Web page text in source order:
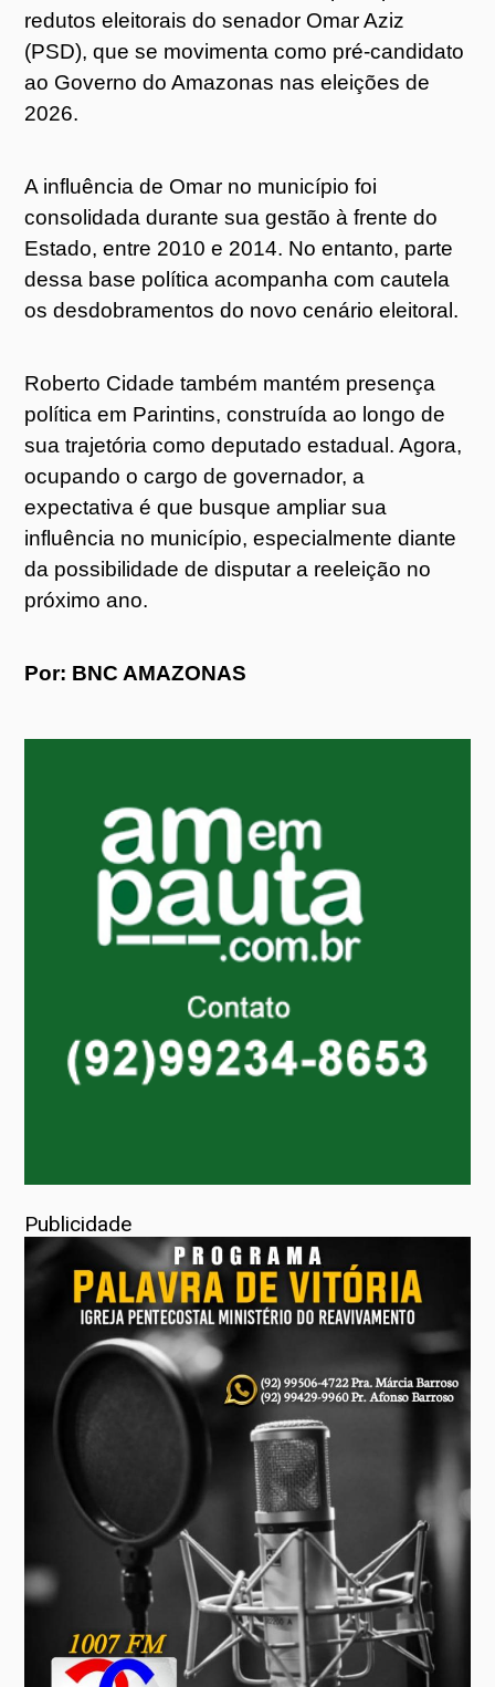
redutos eleitorais do senador Omar Aziz
(PSD), que se movimenta como pré-candidato
ao Governo do Amazonas nas eleições de
2026.
A influência de Omar no município foi
consolidada durante sua gestão à frente do
Estado, entre 2010 e 2014. No entanto, parte
dessa base política acompanha com cautela
os desdobramentos do novo cenário eleitoral.
Roberto Cidade também mantém presença
política em Parintins, construída ao longo de
sua trajetória como deputado estadual. Agora,
ocupando o cargo de governador, a
expectativa é que busque ampliar sua
influência no município, especialmente diante
da possibilidade de disputar a reeleição no
próximo ano.
Por: BNC AMAZONAS
Publicidade